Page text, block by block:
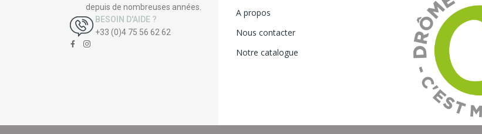
depuis de nombreuses années.
BESOIN D'AIDE ?
+33 (0)4 75 56 62 62
A propos
Nous contacter
Notre catalogue